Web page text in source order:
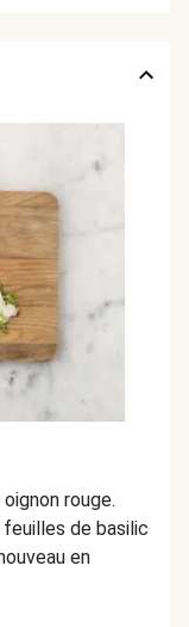
rouge.
feuilles de basilic
en